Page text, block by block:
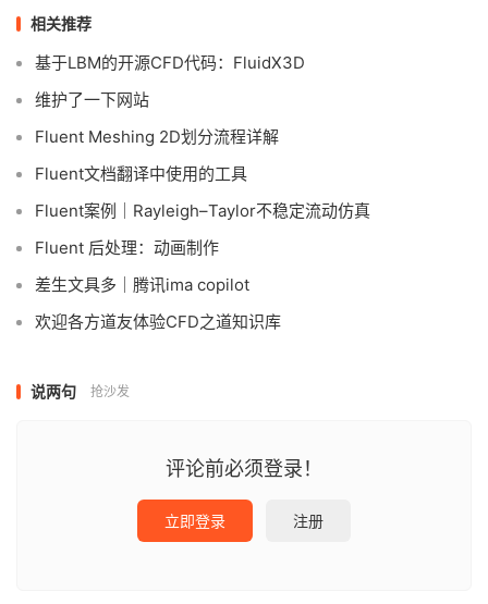
相关推荐
基于LBM的开源CFD代码：FluidX3D
维护了一下网站
Fluent Meshing 2D划分流程详解
Fluent文档翻译中使用的工具
Fluent案例｜Rayleigh–Taylor不稳定流动仿真
Fluent 后处理：动画制作
差生文具多｜腾讯ima copilot
欢迎各方道友体验CFD之道知识库
说两句 抢沙发
评论前必须登录！
立即登录 注册